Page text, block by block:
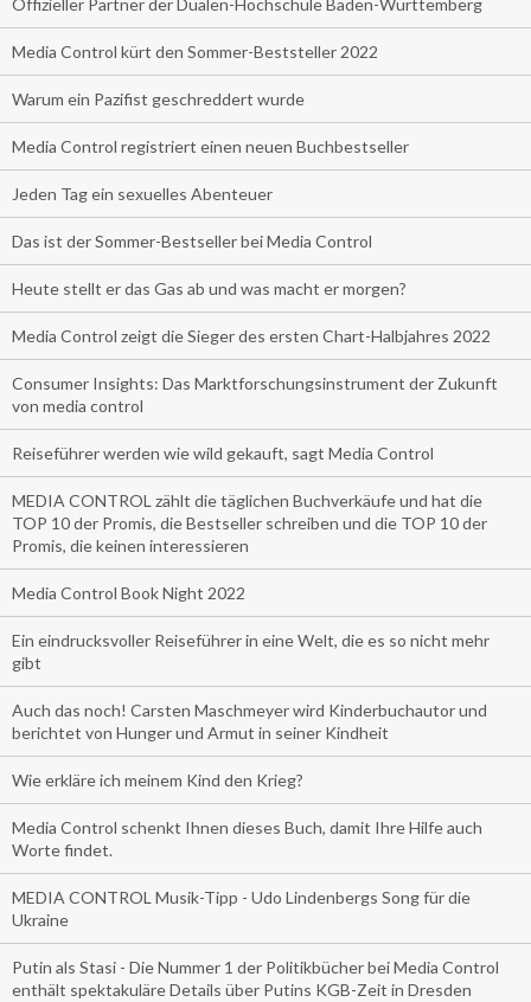
Offizieller Partner der Dualen-Hochschule Baden-Württemberg
Media Control kürt den Sommer-Beststeller 2022
Warum ein Pazifist geschreddert wurde
Media Control registriert einen neuen Buchbestseller
Jeden Tag ein sexuelles Abenteuer
Das ist der Sommer-Bestseller bei Media Control
Heute stellt er das Gas ab und was macht er morgen?
Media Control zeigt die Sieger des ersten Chart-Halbjahres 2022
Consumer Insights: Das Marktforschungsinstrument der Zukunft
von media control
Reiseführer werden wie wild gekauft, sagt Media Control
MEDIA CONTROL zählt die täglichen Buchverkäufe und hat die
TOP 10 der Promis, die Bestseller schreiben und die TOP 10 der
Promis, die keinen interessieren
Media Control Book Night 2022
Ein eindrucksvoller Reiseführer in eine Welt, die es so nicht mehr
gibt
Auch das noch! Carsten Maschmeyer wird Kinderbuchautor und
berichtet von Hunger und Armut in seiner Kindheit
Wie erkläre ich meinem Kind den Krieg?
Media Control schenkt Ihnen dieses Buch, damit Ihre Hilfe auch
Worte findet.
MEDIA CONTROL Musik-Tipp - Udo Lindenbergs Song für die
Ukraine
Putin als Stasi - Die Nummer 1 der Politikbücher bei Media Control
enthält spektakuläre Details über Putins KGB-Zeit in Dresden